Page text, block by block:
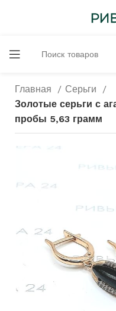
Главная
Серьги
Золотые серьги с
пробы 5,63 грамм